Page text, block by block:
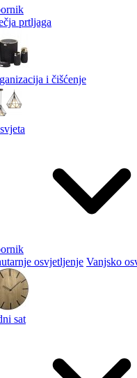
prtljaga
i čišćenje
osvjetljenje Vanjsko
sat